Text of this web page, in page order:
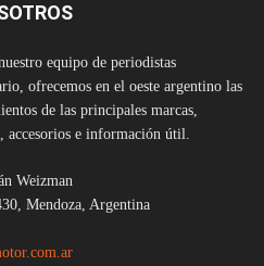
equipo de periodistas
ofrecemos en el oeste argentino las
de las principales marcas,
accesorios e información útil.
Weizman
Mendoza, Argentina